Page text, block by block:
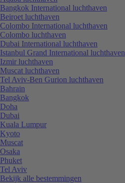
Bangkok International luchthaven
Beiroet luchthaven
Colombo International luchthaven
Colombo luchthaven
Dubai International luchthaven
Istanbul Grand International luchthaven
Izmir luchthaven
Muscat luchthaven
Tel Aviv-Ben Gurion luchthaven
Bahrain
Bangkok
Doha
Dubai
Kuala Lumpur
Kyoto
Muscat
Osaka
Phuket
Tel Aviv
Bekijk alle bestemmingen